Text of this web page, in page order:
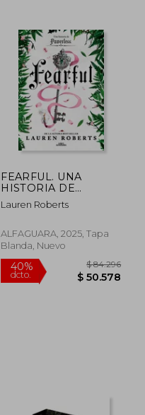
dcto.
FEARFUL. UNA
HISTORIA DE
FEARLESS (SAGA
POWERLESS 3.5)
Lauren Roberts
ALFAGUARA, 2025, Tapa
Blanda, Nuevo